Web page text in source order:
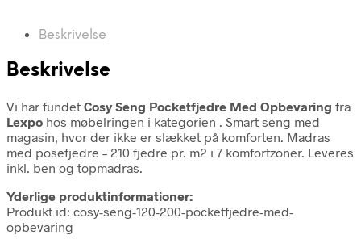
Beskrivelse
Beskrivelse
Vi har fundet Cosy Seng Pocketfjedre Med Opbevaring fra
Lexpo hos møbelringen i kategorien . Smart seng med
magasin, hvor der ikke er slækket på komforten. Madras
med posefjedre – 210 fjedre pr. m2 i 7 komfortzoner. Leveres
inkl. ben og topmadras.
Yderlige produktinformationer:
Produkt id: cosy-seng-120-200-pocketfjedre-med-
opbevaring